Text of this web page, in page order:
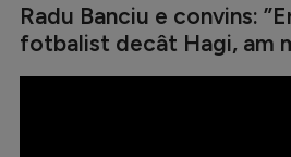
Radu Banciu e convins:
fotbalist decât Hagi, am